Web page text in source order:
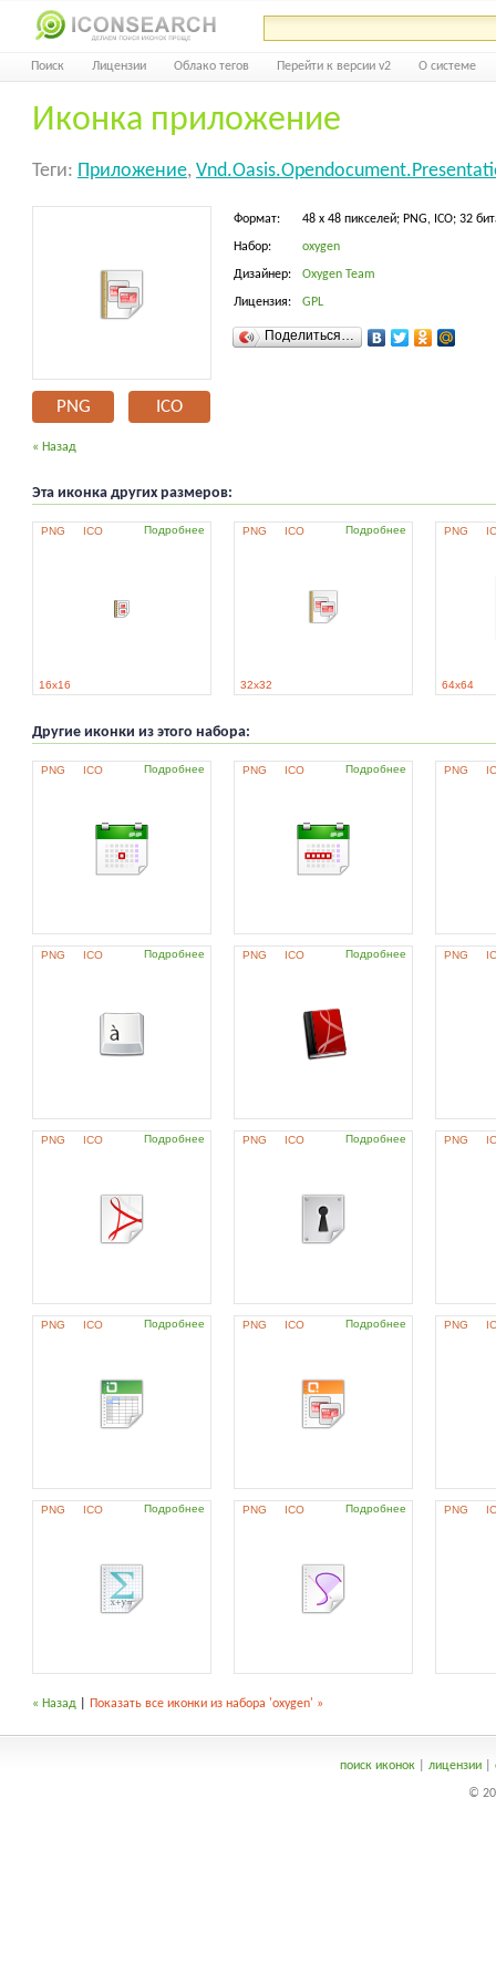
Поиск Лицензии Облако тегов Перейти к версии v2 О системе
Иконка приложение
Теги: Приложение,
PNG ICO
Формат: 48 x 48 пикселей; PNG, ICO; 32
Набор: oxygen
Дизайнер: Oxygen Team
Лицензия: GPL
Поделиться…
« Назад
Эта иконка других размеров:
PNG ICO Подробнее
16x16
PNG ICO Подробнее
32x32
PNG
64x64
Другие иконки из этого набора:
PNG ICO Подробнее PNG ICO Подробнее PNG
PNG ICO Подробнее PNG ICO Подробнее PNG
PNG ICO Подробнее PNG ICO Подробнее PNG
PNG ICO Подробнее PNG ICO Подробнее PNG
PNG ICO Подробнее PNG ICO Подробнее PNG
« Назад Показать все иконки из набора 'oxygen' »
поиск иконок| лицензии|
©